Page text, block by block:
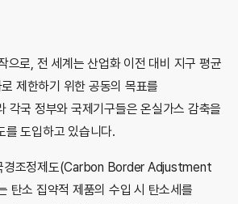
으로, 전 세계는 산업화 이전 대비 지구 평균
제한하기 위한 공동의 목표를
각국 정부와 국제기구들은 온실가스 감축을
를 도입하고 있습니다.
경조정제도(Carbon Border Adjustment
소 집약적 제품의 수입 시 탄소세를